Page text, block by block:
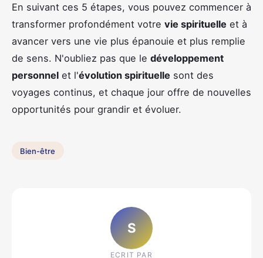
En suivant ces 5 étapes, vous pouvez commencer à
transformer profondément votre vie spirituelle et à
avancer vers une vie plus épanouie et plus remplie
de sens. N'oubliez pas que le développement
personnel et l'évolution spirituelle sont des
voyages continus, et chaque jour offre de nouvelles
opportunités pour grandir et évoluer.
Bien-être
S
ECRIT PAR